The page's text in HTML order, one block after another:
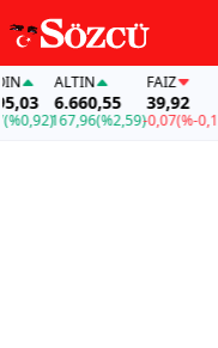
ALTIN
6.660,55
167,96(%2,59)
FAİZ
39,92
-0,07(%-0,17)